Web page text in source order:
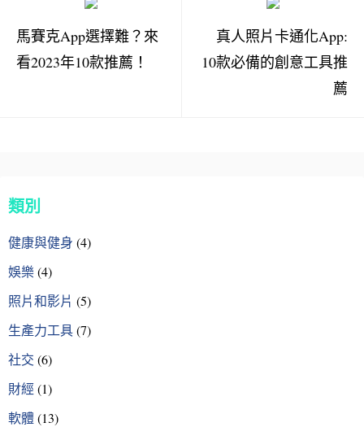
馬賽克App選擇難？來
看2023年10款推薦！
真人照片卡通化App:
10款必備的創意工具推
薦
類別
健康與健身 (4)
娛樂(4)
照片和影片 (5)
生產力工具(7)
社交 (6)
財經(1)
軟體(13)